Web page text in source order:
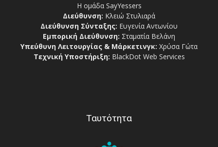
Η ομάδα SayYessers
Διεύθυνση: Κλειώ Στυλιαρά
Διεύθυνση Σύνταξης: Ευγενία Αντωνίου
Εμπορική Διεύθυνση: Σταματία Βελάνη
Υπεύθυνη Λειτουργίας & Μάρκετινγκ: Χρύσα Γώτα
Τεχνική Υποστήριξη: BlackDot Web Services
Ταυτότητα